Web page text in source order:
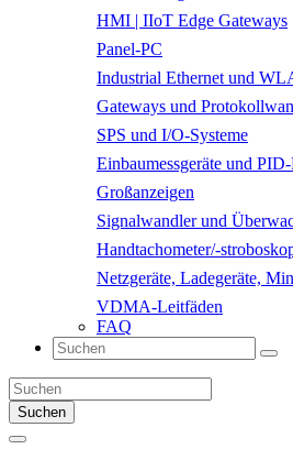
HMI | IIoT Edge Gateways
Panel-PC
Industrial Ethernet und
Gateways und
SPS und I/O-Systeme
Einbaumessgeräte und
Großanzeigen
Signalwandler und
Handtachometer/-
Netzgeräte, Ladegeräte,
VDMA-Leitfäden
FAQ
Suchen